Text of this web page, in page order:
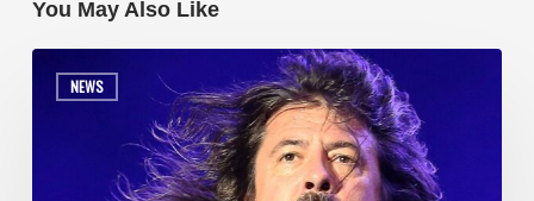
You May Also Like
NEWS